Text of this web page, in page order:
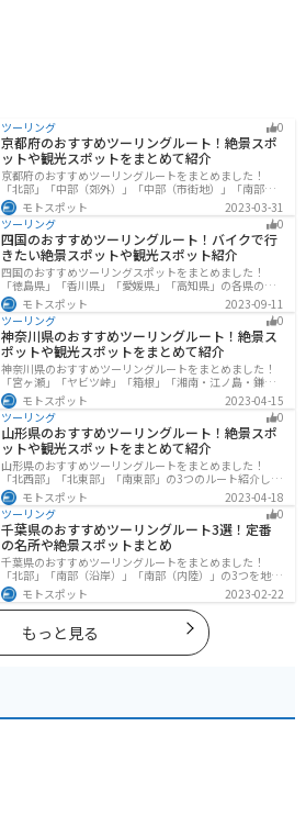
ツーリング 0
京都府のおすすめツーリングルート！絶景スポ
ットや観光スポットをまとめて紹介
京都府のおすすめツーリングルートをまとめました！
「北部」「中部（郊外）」「中部（市街地）」「南部」
の4つのルート紹介します。古い町並みや神社仏閣、自然
に囲まれた風光明媚なスポットが数多く存在し、様々な
楽しみ方ができます。バイクで京都府にツーリングに行
く際は参考にしてください。
モトスポット
2023-03-31
ツーリング
0
四国のおすすめツーリングルート！バイクで行
きたい絶景スポットや観光スポット紹介
四国のおすすめツーリングスポットをまとめました！
「徳島県」「香川県」「愛媛県」「高知県」の各県の観
光地紹介します。自然豊かな山々や湖、温泉地が点在
し、四季折々の景色を楽しめるスポットが多数ありま
す。バイクで四国にツーリングに行く際は参考にしてく
ださい。
モトスポット
2023-09-11
ツーリング
0
神奈川県のおすすめツーリングルート！絶景ス
ポットや観光スポットをまとめて紹介
神奈川県のおすすめツーリングルートをまとめました！
「宮ヶ瀬」「ヤビツ峠」「箱根」「湘南・江ノ島・鎌
倉」「三浦」「みなとみらい」の6つのルート紹介しま
す。自然豊かなスポット、歴史ある観光名所、都市部で
楽しめるツーリングスポットまで多数あります。バイク
で神奈川県にツーリングに行く際は参考にしてくださ
い。
モトスポット
2023-04-15
ツーリング
0
山形県のおすすめツーリングルート！絶景スポ
ットや観光スポットをまとめて紹介
山形県のおすすめツーリングルートをまとめました！
「北西部」「北東部」「南東部」の3つのルート紹介しま
す。豊かな自然と歴史的な観光スポット、山と海どちら
も堪能できるスポットが多数あります。バイクで山形県
にツーリングに行く際は参考にしてください。
モトスポット
2023-04-18
ツーリング
0
千葉県のおすすめツーリングルート3選！定番
の名所や絶景スポットまとめ
千葉県のおすすめツーリングルートをまとめました！
「北部」「南部（沿岸）」「南部（内陸）」の3つを地域
別で紹介します！千葉は首都圏からのアクセスも良く、
海と山どちらも堪能できるのでツーリングには最適な場
所です。
モトスポット 2023-02-22
もっと見る